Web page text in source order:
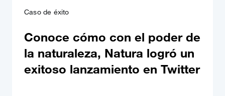
Caso de éxito
Conoce cómo con el poder de
la naturaleza, Natura logró un
exitoso lanzamiento en Twitter